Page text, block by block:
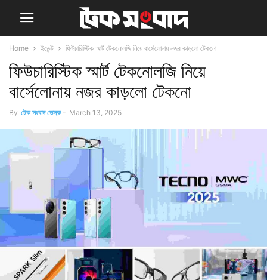
Home ইভেন্ট ফিউচারিস্টিক স্মার্ট টেকনোলজি নিয়ে বার্সেলোনায় নজর কাড়লো টেকনো
ফিউচারিস্টিক স্মার্ট টেকনোলজি নিয়ে
বার্সেলোনায় নজর কাড়লো টেকনো
By টেক সংবাদ ডেস্ক - March 13, 2025